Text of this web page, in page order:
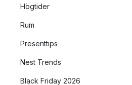
Högtider
Rum
Presenttips
Nest Trends
Black Friday 2026